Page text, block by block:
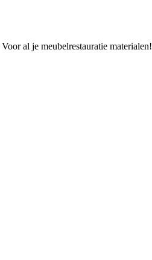
Voor al je meubelrestauratie materialen!